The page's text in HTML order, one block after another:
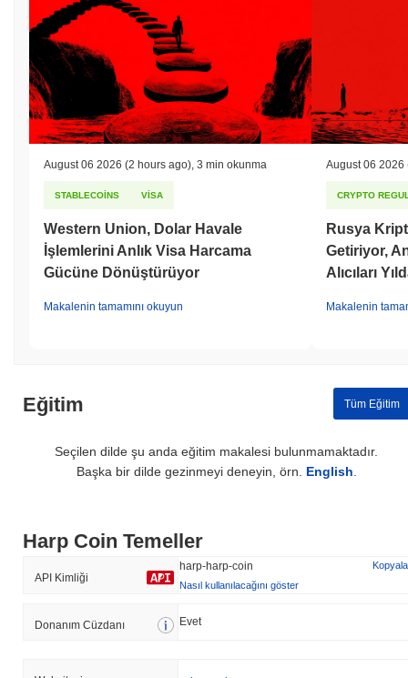
August 06 2026 (2 hours ago), 3 min okunma
STABLECOINS VISA
Western Union, Dolar Havale
İşlemlerini Anlık Visa Harcama
Gücüne Dönüştürüyor
Makalenin tamamını okuyun
August 06 2026
CRYPTO
Rusya
Getiriyor,
Alıcıları
Makalenin
Eğitim Tüm Eğitim
Seçilen dilde şu anda eğitim makalesi bulunmamaktadır.
Başka bir dilde gezinmeyi deneyin, örn. English.
Harp Coin Temeller
API Kimliği
harp-harp-coin
Kopyala
Nasıl kullanılacağını göster
Donanım Cüzdanı Evet